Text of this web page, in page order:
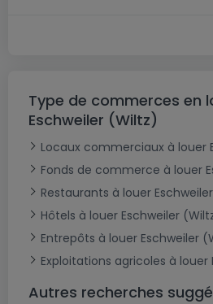
Type de commerces en
Eschweiler (Wiltz)
Locaux commerciaux à louer
Fonds de commerce à louer
Restaurants à louer
Hôtels à louer Eschweiler
Entrepôts à louer Eschweiler
Exploitations agricoles à louer
Autres recherches